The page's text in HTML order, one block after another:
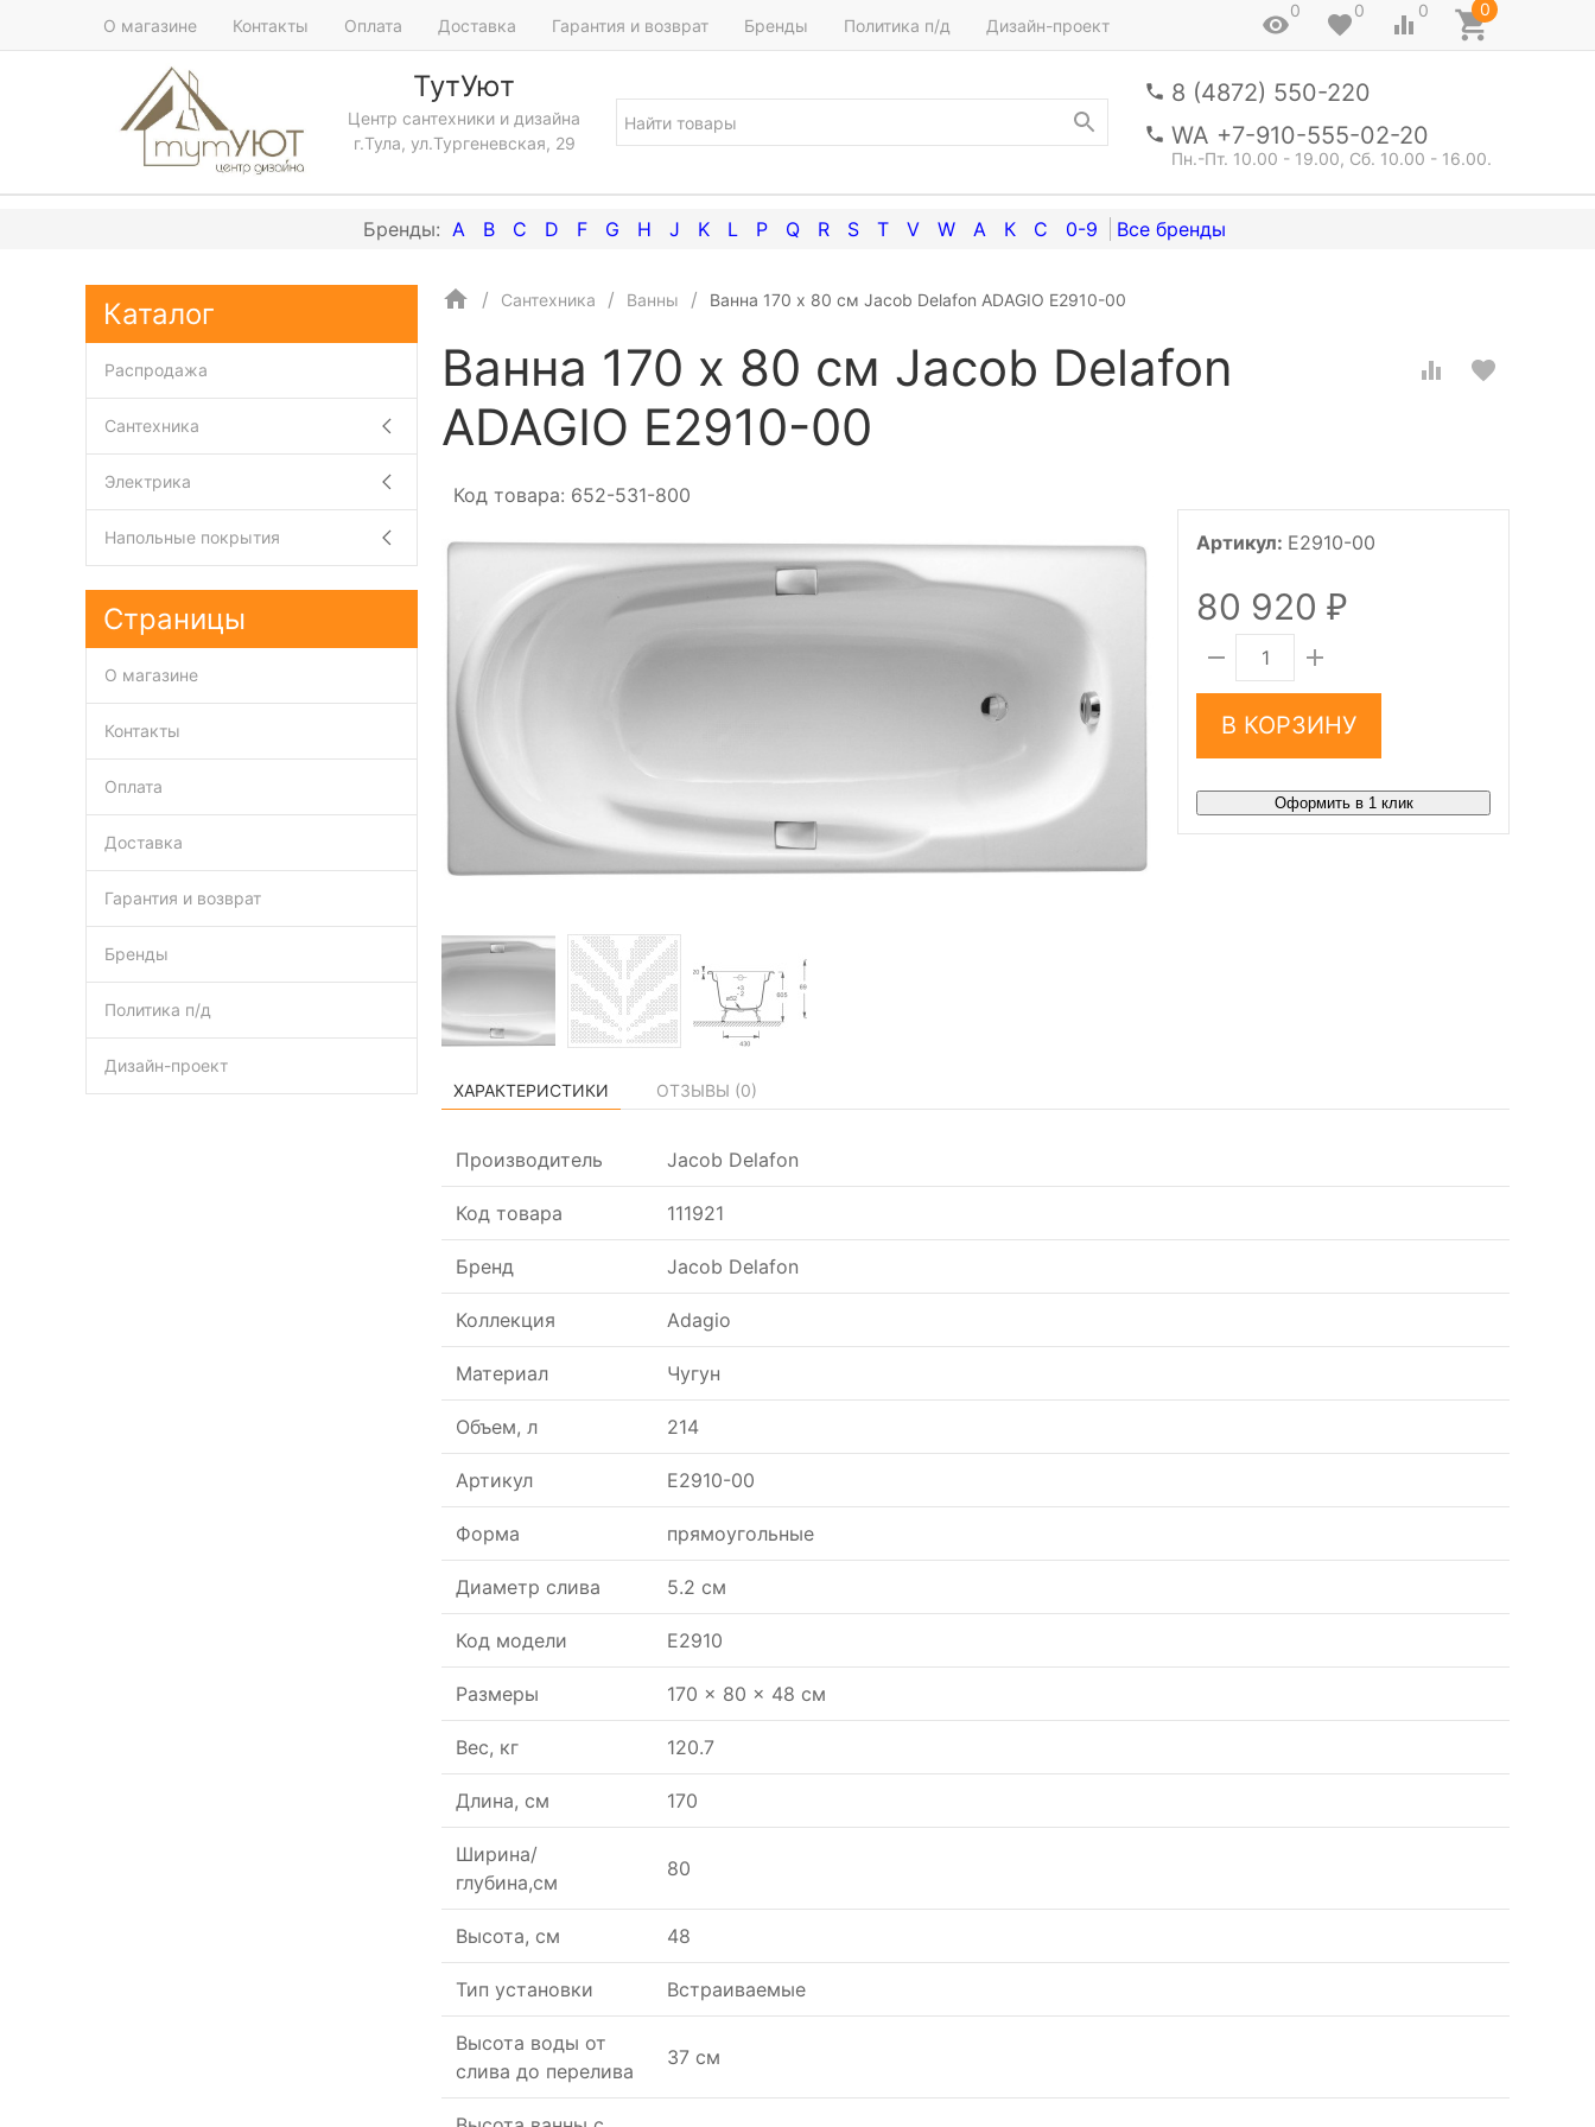
О магазине Контакты Оплата Доставка Гарантия и возврат Бренды Политика п/д Дизайн-проект
0 0 0 0
ТутУют
Центр сантехники и дизайна
г.Тула, ул.Тургеневская, 29
8 (4872) 550-220
WA +7-910-555-02-20
Пн.-Пт. 10.00 - 19.00, Сб. 10.00 - 16.00.
A B C D F G H J K L P Q R S T V W А К С 0-9
Сантехника Ванны Ванна 170 х 80 см Jacob Delafon ADAGIO E2910-00
Ванна 170 х 80 см Jacob Delafon
ADAGIO E2910-00
Код товара: 652-531-800
Артикул: E2910-00
80 920 ₽
В КОРЗИНУ
Оформить в 1 клик
ХАРАКТЕРИСТИКИ ОТЗЫВЫ (0)
Производитель Jacob Delafon
Код товара 111921
Бренд Jacob Delafon
Коллекция Adagio
Материал Чугун
Объем, л 214
Артикул E2910-00
Форма прямоугольные
Диаметр слива 5.2 см
Код модели E2910
Размеры 170 x 80 x 48 см
Вес, кг 120.7
Длина, см 170
Ширина/
глубина,см
80
Высота, см 48
Тип установки Встраиваемые
Высота воды от
слива до перелива
37 см
Каталог
Распродажа
Сантехника
Электрика
Напольные покрытия
Страницы
О магазине
Контакты
Оплата
Доставка
Гарантия и возврат
Бренды
Политика п/д
Дизайн-проект